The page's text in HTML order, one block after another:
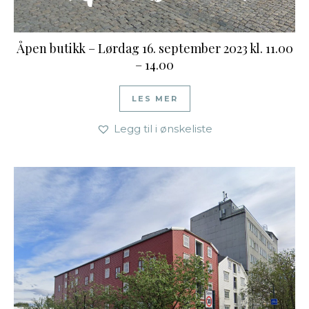
Åpen butikk – Lørdag 16. september 2023 kl. 11.00
– 14.00
LES MER
Legg til i ønskeliste